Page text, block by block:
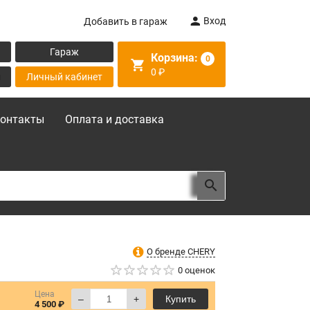
Добавить в гараж Вход
Гараж
Личный кабинет
Корзина: 0
0 ₽
Оплата и доставка
О бренде CHERY
0 оценок
Цена
4 500 ₽ – + Купить